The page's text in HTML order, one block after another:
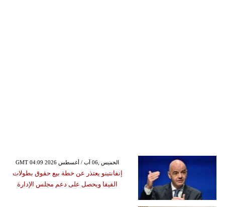
GMT 04:09 2026 الخميس ,06 آب / أغسطس
إنفانتينو يعتذر عن خطة بيع حقوق بطولات
الفيفا ويحصل على دعم مجلس الإدارة